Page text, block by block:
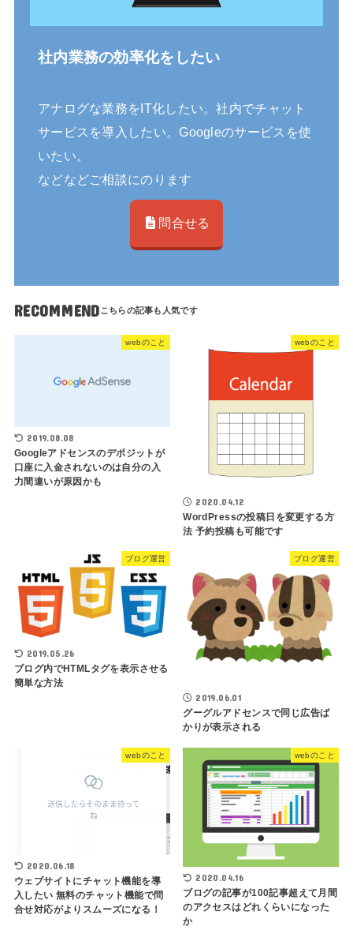
社内業務の効率化をしたい
アナログな業務をIT化したい。社内でチャット
サービスを導入したい。Googleのサービスを使
いたい。
などなどご相談にのります
問合せる
RECOMMEND
webのこと
2019.08.08
Googleアドセンスのデポジットが
口座に入金されないのは自分の入
力間違いが原因かも
webのこと
2020.04.12
WordPressの投稿日を変更する方
法 予約投稿も可能です
ブログ運営
2019.05.26
ブログ内でHTMLタグを表示させる
簡単な方法
ブログ運営
2019.06.01
グーグルアドセンスで同じ広告ば
かりが表示される
webのこと
2020.06.18
ウェブサイトにチャット機能を導
入したい 無料のチャット機能で問
合せ対応がよりスムーズになる！
webのこと
2020.04.16
ブログの記事が100記事超えて月間
のアクセスはどれくらいになった
か